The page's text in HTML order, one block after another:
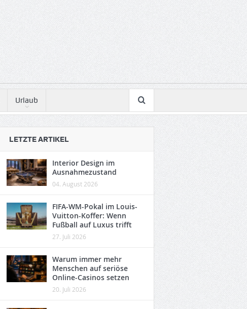
Urlaub
LETZTE ARTIKEL
Interior Design im
Ausnahmezustand
04. August 2026
FIFA-WM-Pokal im Louis-
Vuitton-Koffer: Wenn
Fußball auf Luxus trifft
27. Juli 2026
Warum immer mehr
Menschen auf seriöse
Online-Casinos setzen
20. Juli 2026